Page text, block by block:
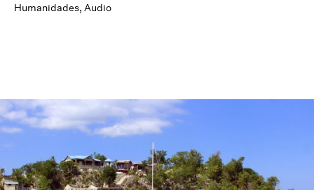
Humanidades, Audio